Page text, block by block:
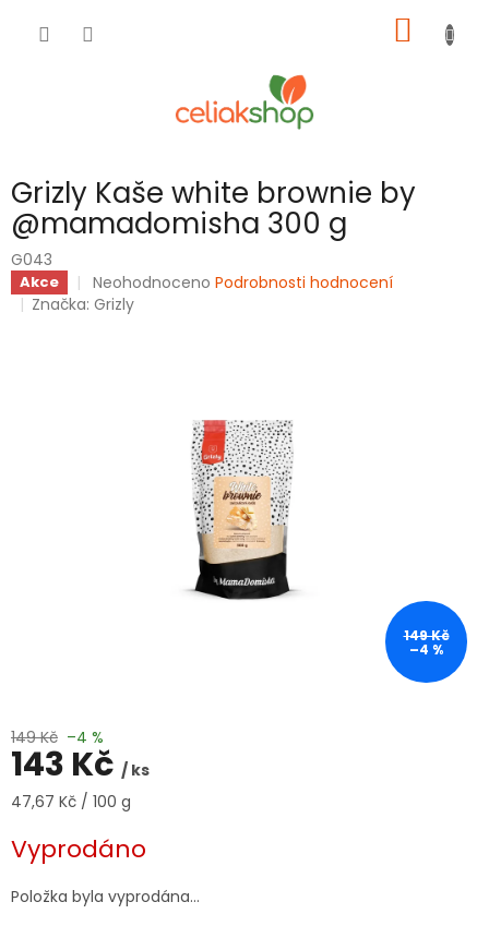
KOŠÍK
Grizly Kaše white brownie by
@mamadomisha 300 g
G043
Akce
Průměrné
hodnocení
Neohodnoceno Podrobnosti hodnocení
Značka:Grizly
149 Kč
–4 %
149 Kč –4 %
143 Kč / ks
Měrná
47,67 Kč / 100 g
Vyprodáno
Položka byla vyprodána…